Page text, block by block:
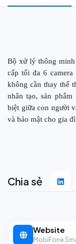
Bộ xử lý thông minh
cấp tối đa 6 camera
không cần thay thế
nhân tạo, sản
biệt giữa con người
và bảo mật cho gia
Chia sẻ
Website
MobiFone